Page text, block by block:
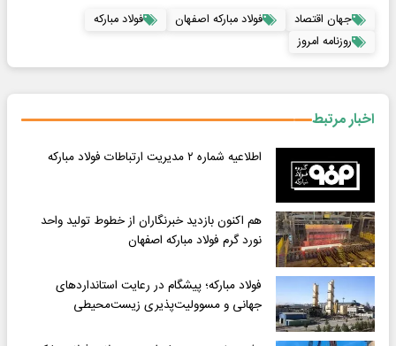
جهان اقتصاد فولاد مباركه اصفهان
فولاد مباركه
روزنامه امروز
اخبار مرتبط
اطلاعیه شماره ۲ مدیریت ارتباطات فولاد مبارکه
هم اکنون بازدید خبرنگاران از خطوط تولید واحد
نورد گرم فولاد مبارکه اصفهان
فولاد مبارکه؛ پیشگام در رعایت استانداردهای
جهانی و مسوولیت‌پذیری زیست‌محیطی